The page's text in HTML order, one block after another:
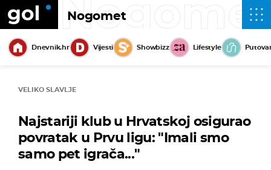
Nogomet
Dnevnik.hr Vijesti Showbizz Lifestyle
VELIKO SLAVLJE
Najstariji klub u Hrvatskoj osigurao
povratak u Prvu ligu: "Imali smo
samo pet igrača..."